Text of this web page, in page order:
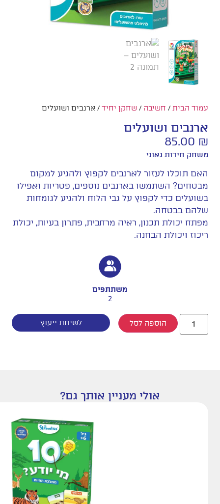
עמוד הבית/ חשיבה / שחקן יחיד/ ארנבים ושועלים
ארנבים ושועלים
85.00 ₪
משחק חידות גאוני
האם תוכלו לעזור לארנבים לקפוץ ולהגיע למקום
מבטחים? השתמשו בארנבים נוספים, פטריות ואפילו
בשועלים כדי לקפוץ על גבי הלוח ולהגיע לגומחות
שלהם בבטחה.
מפתח יכולת תכנון, ראיה מרחבית, פתרון בעיות, יכולת
ריכוז ויכולת הבחנה.
משתתפים
2
הוספה לסל לשיחת ייעוץ
אולי מעניין אותך גם?